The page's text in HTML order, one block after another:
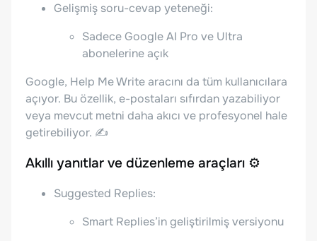
Gelişmiş soru-cevap yeteneği:
Sadece Google AI Pro ve Ultra
abonelerine açık
Google, Help Me Write aracını da tüm kullanıcılara
açıyor. Bu özellik, e-postaları sıfırdan yazabiliyor
veya mevcut metni daha akıcı ve profesyonel hale
getirebiliyor. ✍️
Akıllı yanıtlar ve düzenleme araçları ⚙️
Suggested Replies:
Smart Replies’in geliştirilmiş versiyonu